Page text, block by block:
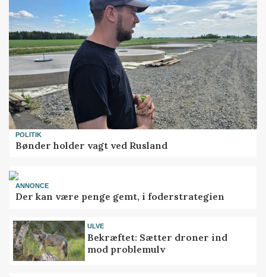
POLITIK
Bønder holder vagt ved Rusland
ANNONCE
Der kan være penge gemt, i foderstrategien
ULVE
Bekræftet: Sætter droner ind
mod problemulv